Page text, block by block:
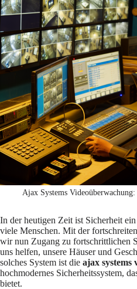
Ajax Systems
In der heutigen Zeit ist Sicherheit
viele Menschen. Mit der
wir nun Zugang zu fortschrittlichen
uns helfen, unsere Häuser und
solches System ist die ajax systems
hochmodernes Sicherheitssystem,
bietet.